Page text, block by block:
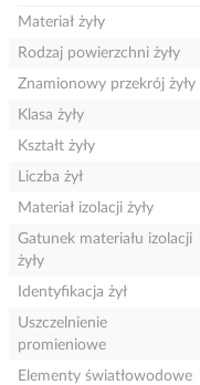
Materiał żyły
Rodzaj powierzchni żyły
Znamionowy przekrój żyły
Klasa żyły
Kształt żyły
Liczba żył
Materiał izolacji żyły
Gatunek materiału izolacji
żyły
Identyfikacja żył
Uszczelnienie
promieniowe
Elementy światłowodowe